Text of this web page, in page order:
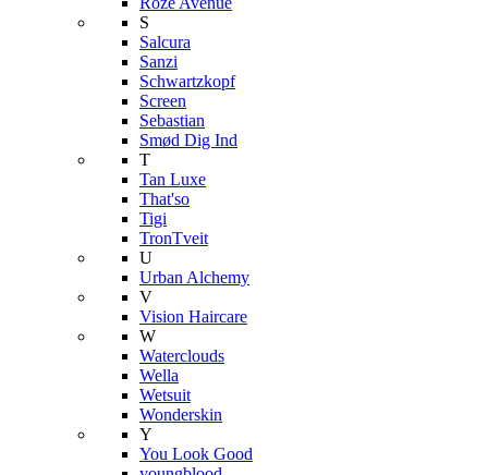
S
Salcura
Sanzi
Schwartzkopf
Screen
Sebastian
Smød Dig Ind
T
Tan Luxe
That'so
Tigi
TronTveit
U
Urban Alchemy
V
Vision Haircare
W
Waterclouds
Wella
Wetsuit
Wonderskin
Y
You Look Good